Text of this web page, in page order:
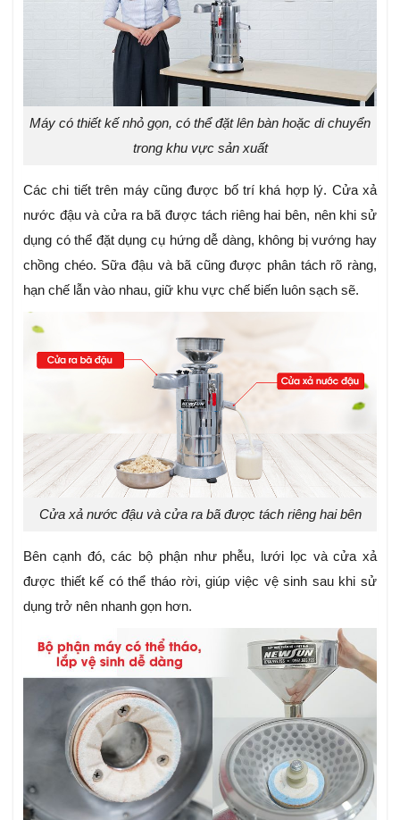
Máy có thiết kế nhỏ gọn, có thể đặt lên bàn hoặc di chuyển
trong khu vực sản xuất
Các chi tiết trên máy cũng được bố trí khá hợp lý. Cửa xả
nước đậu và cửa ra bã được tách riêng hai bên, nên khi sử
dụng có thể đặt dụng cụ hứng dễ dàng, không bị vướng hay
chồng chéo. Sữa đậu và bã cũng được phân tách rõ ràng,
hạn chế lẫn vào nhau, giữ khu vực chế biến luôn sạch sẽ.
Cửa xả nước đậu và cửa ra bã được tách riêng hai bên
Bên cạnh đó, các bộ phận như phễu, lưới lọc và cửa xả
được thiết kế có thể tháo rời, giúp việc vệ sinh sau khi sử
dụng trở nên nhanh gọn hơn.